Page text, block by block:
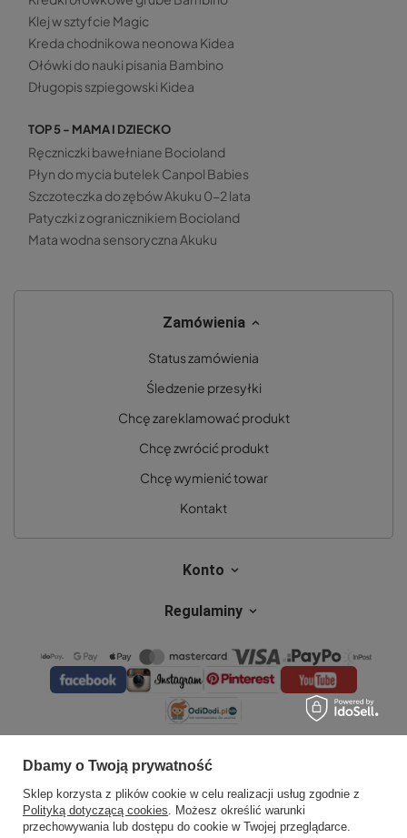
Klej w sztyfcie Magic
Kreda chodnikowa neonowa Kidea
Ołówki do nauki pisania Bambino
Długopis szpiegowski Kidea
TOP 5 - MAMA I DZIECKO
Ręczniczki bawełniane Bocioland
Płyn do mycia butelek Canpol Babies
Szczoteczka do zębów Akuku 0-2 lata
Patyczki z ogranicznikiem Bocioland
Mata wodna sensoryczna Akuku
Zamówienia
Status zamówienia
Śledzenie przesyłki
Chcę zareklamować produkt
Chcę zwrócić produkt
Chcę wymienić towar
Kontakt
Konto
Regulaminy
Dbamy o Twoją prywatność
Sklep korzysta z plików cookie w celu realizacji usług zgodnie z
Polityką dotyczącą cookies. Możesz określić warunki
przechowywania lub dostępu do cookie w Twojej przeglądarce.